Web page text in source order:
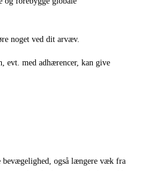
noget ved dit arvæv.
evt. med adhærencer, kan give
bevægelighed, også længere væk fra